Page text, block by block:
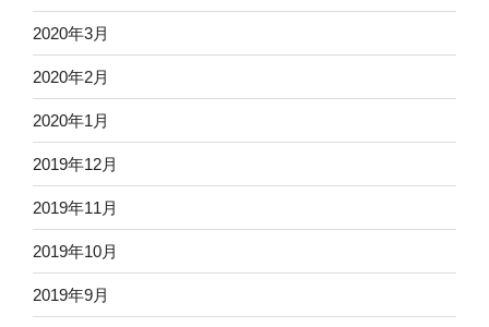
2020年3月
2020年2月
2020年1月
2019年12月
2019年11月
2019年10月
2019年9月